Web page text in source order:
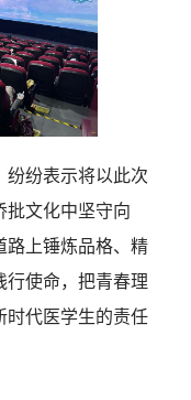
纷表示将以此次
批文化中坚守向
路上锤炼品格、精
行使命，把青春理
时代医学生的责任